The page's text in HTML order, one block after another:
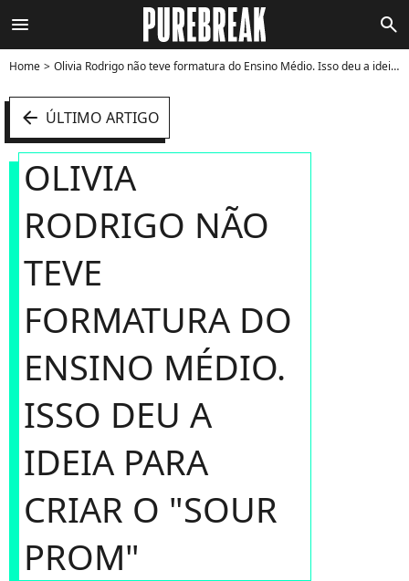
menu search
Home Olivia Rodrigo não teve formatura do Ensino Médio. Isso deu a ideia para criar o "SOUR Prom" - Foto
arrow_left ÚLTIMO ARTIGO
OLIVIA
RODRIGO NÃO
TEVE
FORMATURA DO
ENSINO MÉDIO.
ISSO DEU A
IDEIA PARA
CRIAR O "SOUR
PROM"